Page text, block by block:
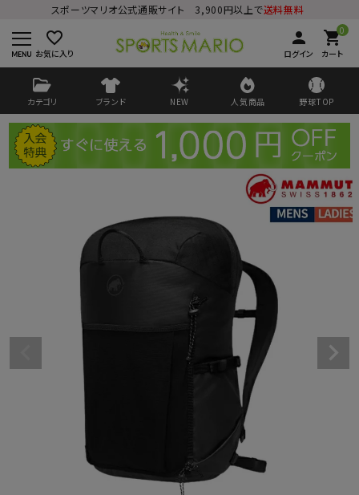
スポーツマリオ公式通販サイト 3,900円以上で送料無料
favorite_border
お気に入り
person
ログイン
0
shopping_cart
カート
カテゴリ ブランド NEW 人気商品 野球TOP
ようこそ ゲスト 様
最近閲覧した商品